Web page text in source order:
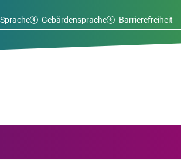
Gebärdensprache Barrierefreiheit